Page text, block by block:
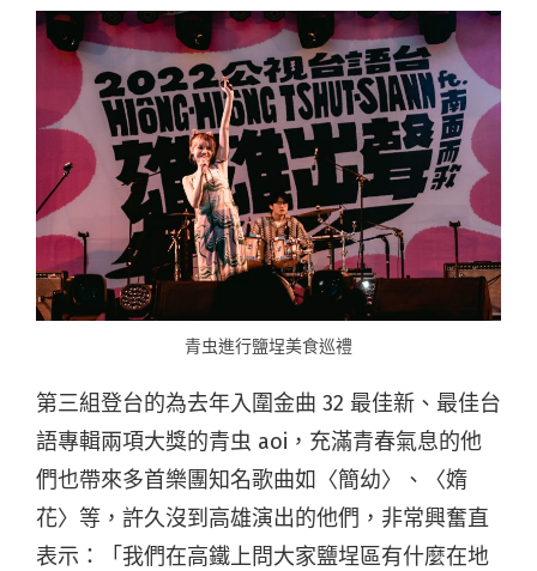
青虫進行鹽埕美食巡禮
第三組登台的為去年入圍金曲 32 最佳新、最佳台
語專輯兩項大獎的青虫 aoi，充滿青春氣息的他
們也帶來多首樂團知名歌曲如〈簡幼〉、〈媠
花〉等，許久沒到高雄演出的他們，非常興奮直
表示：「我們在高鐵上問大家鹽埕區有什麼在地